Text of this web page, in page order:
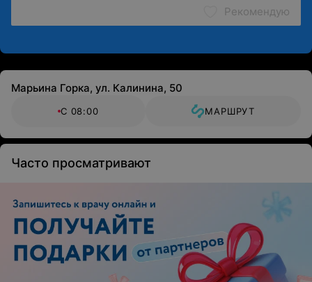
Рекомендую
Марьина Горка, ул. Калинина, 50
С 08:00 МАРШРУТ
Часто просматривают